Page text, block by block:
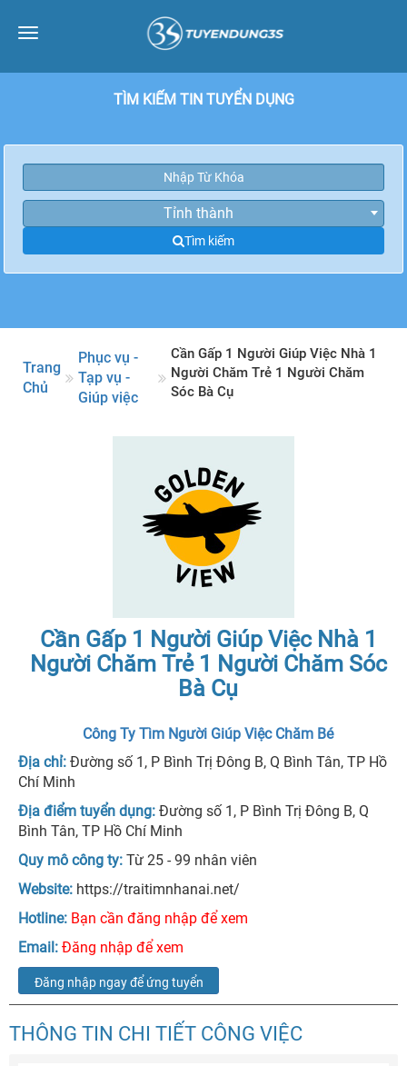
Toggle
TÌM KIẾM TIN TUYỂN DỤNG
Tỉnh thành
Tìm kiếm
Trang
Chủ
Phục vụ -
Tạp vụ -
Giúp việc
Cần Gấp 1 Người Giúp Việc Nhà 1
Người Chăm Trẻ 1 Người Chăm
Sóc Bà Cụ
Cần Gấp 1 Người Giúp Việc Nhà 1
Người Chăm Trẻ 1 Người Chăm Sóc
Bà Cụ
Công Ty Tìm Người Giúp Việc Chăm Bé
Địa chỉ: Đường số 1, P Bình Trị Đông B, Q Bình Tân, TP Hồ
Chí Minh
Địa điểm tuyển dụng: Đường số 1, P Bình Trị Đông B, Q
Bình Tân, TP Hồ Chí Minh
Quy mô công ty: Từ 25 - 99 nhân viên
Website: https://traitimnhanai.net/
Hotline: Bạn cần đăng nhập để xem
Email: Đăng nhập để xem
Đăng nhập ngay để ứng tuyển
THÔNG TIN CHI TIẾT CÔNG VIỆC